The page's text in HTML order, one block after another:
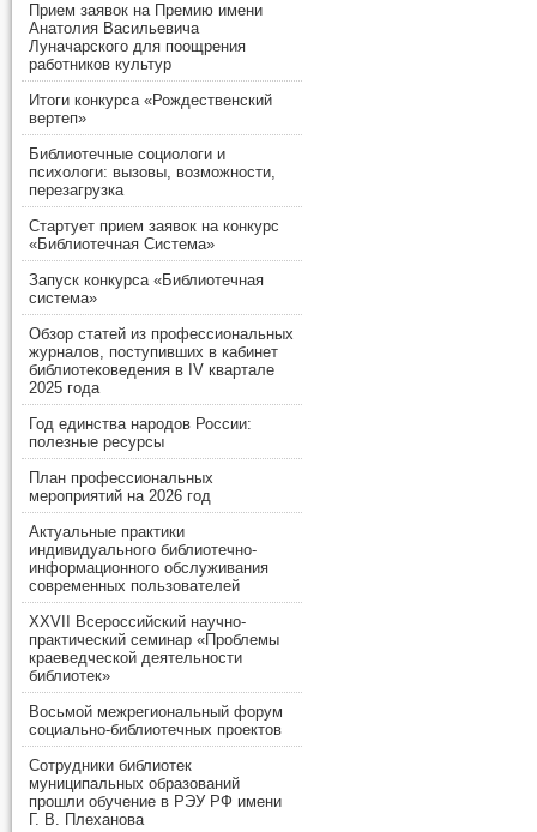
Прием заявок на Премию имени
Анатолия Васильевича
Луначарского для поощрения
работников культур
Итоги конкурса «Рождественский
вертеп»
Библиотечные социологи и
психологи: вызовы, возможности,
перезагрузка
Стартует прием заявок на конкурс
«Библиотечная Система»
Запуск конкурса «Библиотечная
система»
Обзор статей из профессиональных
журналов, поступивших в кабинет
библиотековедения в IV квартале
2025 года
Год единства народов России:
полезные ресурсы
План профессиональных
мероприятий на 2026 год
Актуальные практики
индивидуального библиотечно-
информационного обслуживания
современных пользователей
XXVII Всероссийский научно-
практический семинар «Проблемы
краеведческой деятельности
библиотек»
Восьмой межрегиональный форум
социально-библиотечных проектов
Сотрудники библиотек
муниципальных образований
прошли обучение в РЭУ РФ имени
Г. В. Плеханова